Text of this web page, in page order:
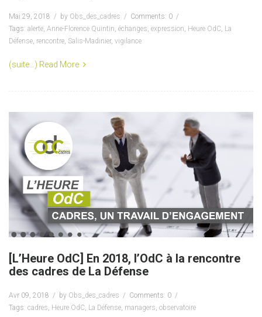
Mai 29, 2018 by Obs_des_cadres
Comments: 0
Tags: alerte Anne-Florence Quintin échanges expression Heure OdC La
Défense rencontre Salis-Madinier, vigilance
(suite…) Read More
[L’Heure OdC] En 2018, l’OdC à la rencontre
des cadres de La Défense
Avr 09, 2018 by Obs_des_cadres
Comments: 0
Tags: cadres, Heure OdC, La Défense, managers, observatoire